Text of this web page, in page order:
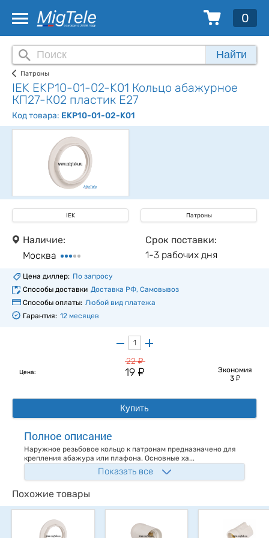
0
Найти
Патроны
IEK EKP10-01-02-K01 Кольцо абажурное
КП27-К02 пластик Е27
Код товара: EKP10-01-02-K01
IEK Патроны
Наличие:
Москва
Срок поставки:
1-3 рабочих дня
Цена диллер: По запросу
Способы доставки Доставка РФ, Самовывоз
Способы оплаты: Любой вид платежа
Гарантия: 12 месяцев
Цена:
22у
19 у
Экономия
3 у
Купить
Полное описание
Наружное резьбовое кольцо к патронам предназначено для
крепления абажура или плафона. Основные ха...
Показать все
Похожие товары